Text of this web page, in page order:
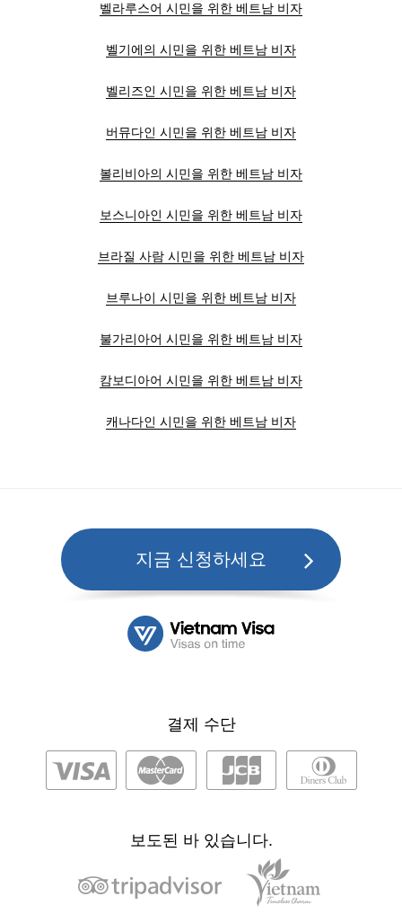
벨라루스어 시민을 위한 베트남 비자
벨기에의 시민을 위한 베트남 비자
벨리즈인 시민을 위한 베트남 비자
버뮤다인 시민을 위한 베트남 비자
볼리비아의 시민을 위한 베트남 비자
보스니아인 시민을 위한 베트남 비자
브라질 사람 시민을 위한 베트남 비자
브루나이 시민을 위한 베트남 비자
불가리아어 시민을 위한 베트남 비자
캄보디아어 시민을 위한 베트남 비자
캐나다인 시민을 위한 베트남 비자
지금 신청하세요
결제 수단
보도된 바 있습니다.